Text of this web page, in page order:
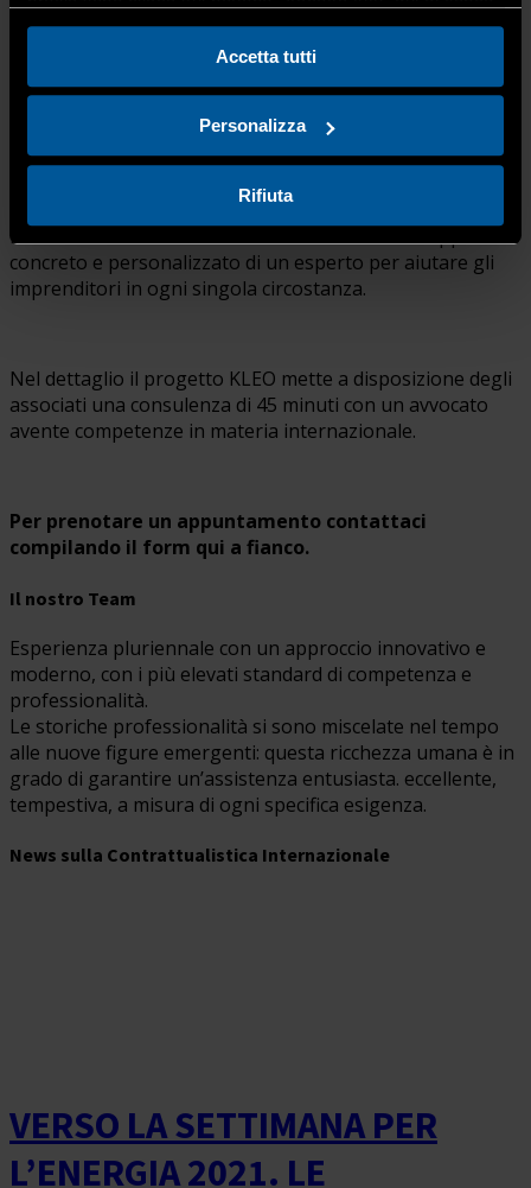
Accetta tutti
Personalizza
Rifiuta
L’autorità giudiziaria italiana o quella del Paese
Per le nostre imprese associate che intendono
affrontare i mercati esteri in sicurezza, o per quelle
consulenza specifica su strumenti
Confartigianato Imprese Bergamo
insieme allo Studio Missale & Partners offre il supporto
concreto e personalizzato di un esperto per aiutare gli
imprenditori in ogni singola circostanza.
Nel dettaglio il progetto KLEO mette a disposizione degli
associati una consulenza di 45 minuti con un avvocato
avente competenze in materia internazionale.
Per prenotare un appuntamento contattaci
compilando il form qui a fianco.
Il nostro Team
Esperienza pluriennale con un approccio innovativo e
moderno, con i più elevati standard di competenza e
professionalità.
Le storiche professionalità si sono miscelate nel tempo
alle nuove figure emergenti: questa ricchezza umana è in
grado di garantire un’assistenza entusiasta. eccellente,
tempestiva, a misura di ogni specifica esigenza.
News sulla Contrattualistica Internazionale
VERSO LA SETTIMANA PER
L’ENERGIA 2021. LE